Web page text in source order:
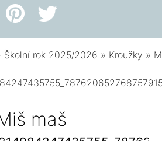
Školní rok 2025/2026 » Kroužky »
maš